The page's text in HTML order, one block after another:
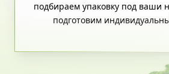
подбираем упаковку под ваши
подготовим